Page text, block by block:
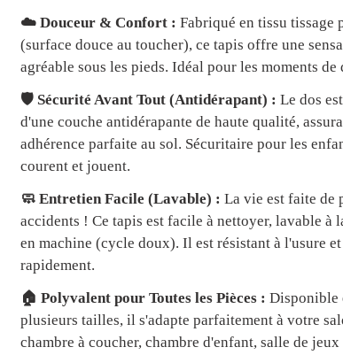
☁️ Douceur & Confort : Fabriqué en tissu tissage
(surface douce au toucher), ce tapis offre une
agréable sous les pieds. Idéal pour les moments de
🛡️ Sécurité Avant Tout (Antidérapant) : Le dos
d'une couche antidérapante de haute qualité,
adhérence parfaite au sol. Sécuritaire pour les
courent et jouent.
🧼 Entretien Facile (Lavable) : La vie est faite de
accidents ! Ce tapis est facile à nettoyer, lavable à
en machine (cycle doux). Il est résistant à l'usure et
rapidement.
🏠 Polyvalent pour Toutes les Pièces : Disponible
plusieurs tailles, il s'adapte parfaitement à votre
chambre à coucher, chambre d'enfant, salle de jeux